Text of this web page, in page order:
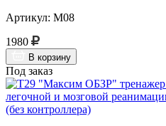
Артикул: М08
1980
В корзину
Под заказ